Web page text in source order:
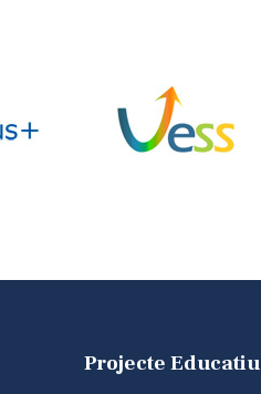
Projecte Educatiu